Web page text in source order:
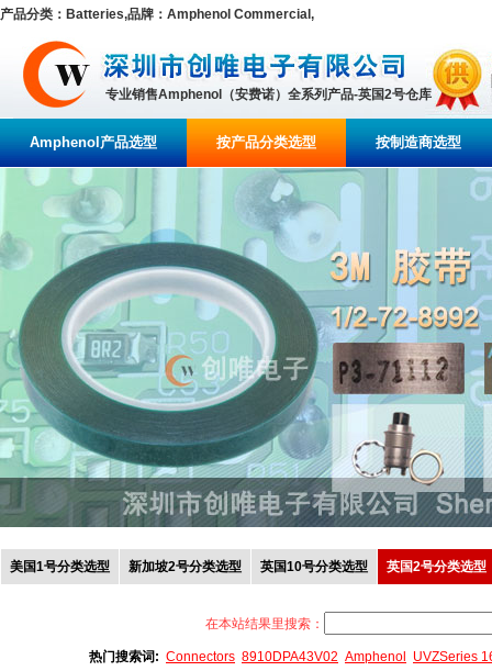
产品分类：Batteries,品牌：Amphenol Commercial,
专业销售Amphenol（安费诺）全系列产品-英国2号仓库
Amphenol产品选型 按产品分类选型 按制造商选型
美国1号分类选型 新加坡2号分类选型 英国10号分类选型 英国2号分类选型
在本站结果里搜索：
热门搜索词: Connectors 8910DPA43V02 Amphenol UVZSeries